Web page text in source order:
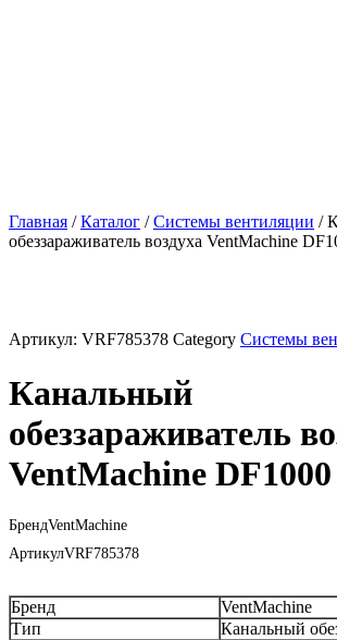
Главная /Каталог /Системы вентиляции /
обеззараживатель воздуха VentMachine
Артикул: VRF785378 Category Системы
Канальный
обеззараживатель
VentMachine
БрендVentMachine
АртикулVRF785378
Бренд
VentMachine
Тип
Канальный